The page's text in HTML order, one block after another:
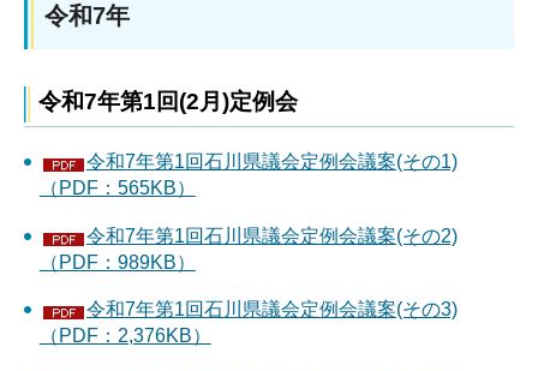
令和7年
令和7年第1回(2月)定例会
令和7年第1回石川県議会定例会議案(その1)
（PDF：565KB）
令和7年第1回石川県議会定例会議案(その2)
（PDF：989KB）
令和7年第1回石川県議会定例会議案(その3)
（PDF：2,376KB）